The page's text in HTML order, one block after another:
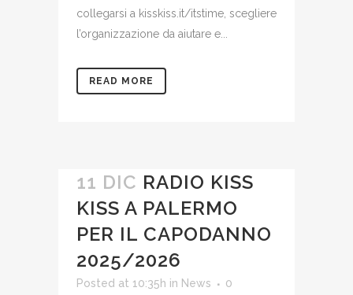
collegarsi a kisskiss.it/itstime, scegliere
l’organizzazione da aiutare e...
READ MORE
11 DIC RADIO KISS
KISS A PALERMO
PER IL CAPODANNO
2025/2026
Posted at 10:35h in News
0